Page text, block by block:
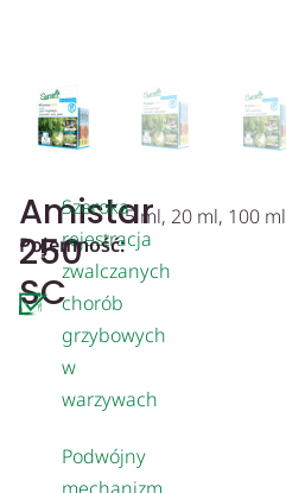
Amistar
250
SC
Szeroka
rejestracja
zwalczanych
chorób
grzybowych
w
warzywach
Podwójny
Pojemność:
5 ml, 20 ml, 100 ml